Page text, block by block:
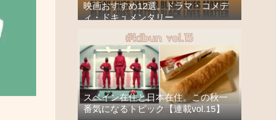
映画おすすめ12選。ドラマ・コメデ
ィ・ドキュメンタリー
スペイン在住と日本在住。この秋一
番気になるトピック【連載vol.15】